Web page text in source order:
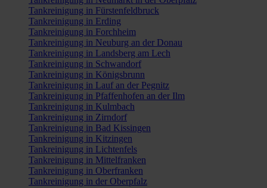
Tankreinigung in Fürstenfeldbruck
Tankreinigung in Erding
Tankreinigung in Forchheim
Tankreinigung in Neuburg an der Donau
Tankreinigung in Landsberg am Lech
Tankreinigung in Schwandorf
Tankreinigung in Königsbrunn
Tankreinigung in Lauf an der Pegnitz
Tankreinigung in Pfaffenhofen an der Ilm
Tankreinigung in Kulmbach
Tankreinigung in Zirndorf
Tankreinigung in Bad Kissingen
Tankreinigung in Kitzingen
Tankreinigung in Lichtenfels
Tankreinigung in Mittelfranken
Tankreinigung in Oberfranken
Tankreinigung in der Oberpfalz